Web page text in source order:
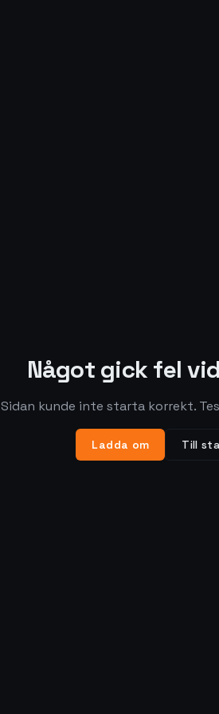
Något gick fel
Sidan kunde inte starta korrekt.
Ladda om Till